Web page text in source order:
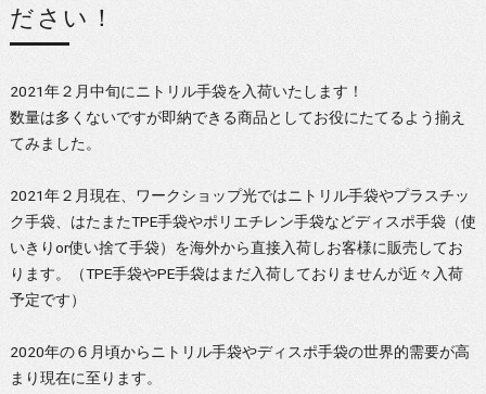
ださい！
2021年２月中旬にニトリル手袋を入荷いたします！
数量は多くないですが即納できる商品としてお役にたてるよう揃え
てみました。
2021年２月現在、ワークショップ光ではニトリル手袋やプラスチッ
ク手袋、はたまたTPE手袋やポリエチレン手袋などディスポ手袋（使
いきりor使い捨て手袋）を海外から直接入荷しお客様に販売してお
ります。（TPE手袋やPE手袋はまだ入荷しておりませんが近々入荷
予定です）
2020年の６月頃からニトリル手袋やディスポ手袋の世界的需要が高
まり現在に至ります。